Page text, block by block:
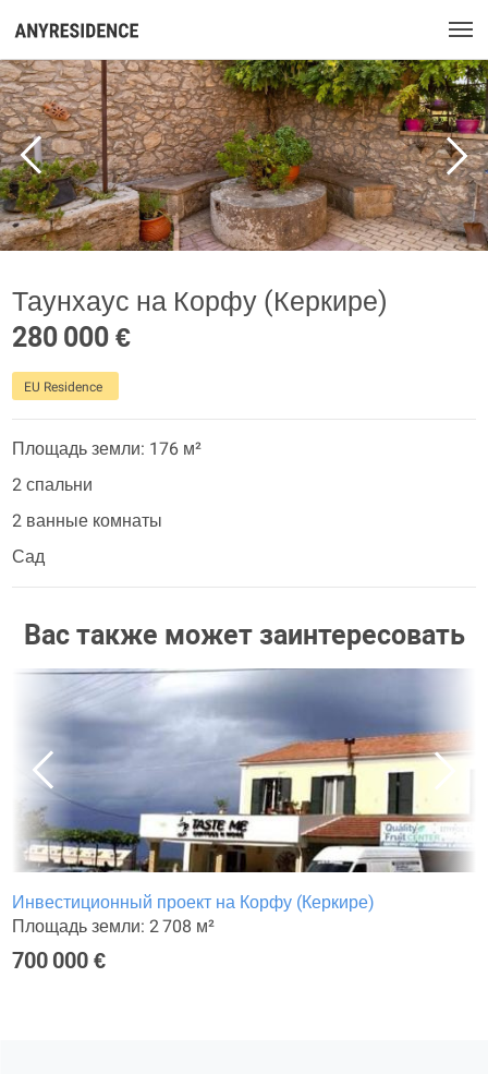
Таунхаус на Корфу (Керкире)
280 000 €
EU Residence
Площадь земли: 176 м²
2 спальни
2 ванные комнаты
Сад
Вас также может заинтересовать
Инвестиционный проект на Корфу (Керкире)
Площадь земли: 2 708 м²
700 000 €